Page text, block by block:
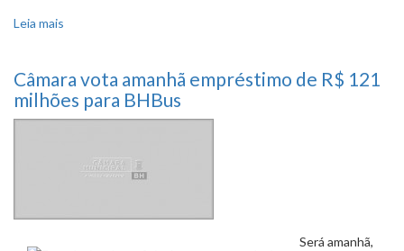
Leia mais
Câmara vota amanhã empréstimo de R$ 121
milhões para BHBus
Será amanhã,